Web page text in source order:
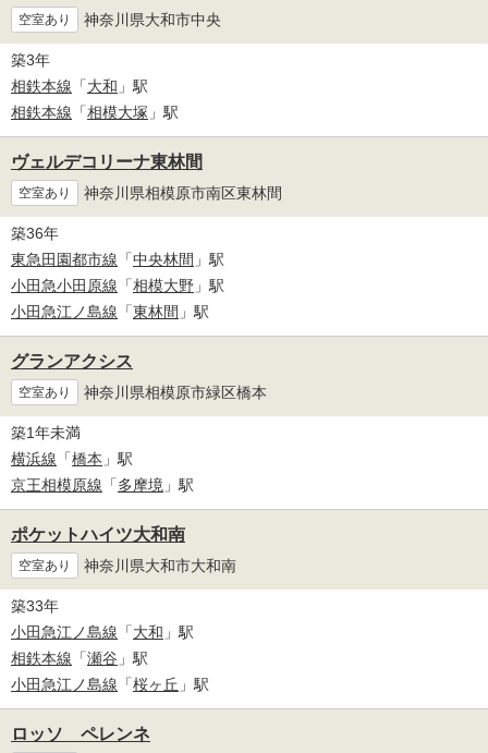
空室あり 神奈川県大和市中央
築3年
相鉄本線 「大和 」駅
相鉄本線 「相模大塚 」駅
ヴェルデコリーナ東林間
空室あり 神奈川県相模原市南区東林間
築36年
東急田園都市線 「中央林間 」駅
小田急小田原線 「相模大野 」駅
小田急江ノ島線 「東林間 」駅
グランアクシス
空室あり 神奈川県相模原市緑区橋本
築1年未満
横浜線 「橋本 」駅
京王相模原線 「多摩境 」駅
ポケットハイツ大和南
空室あり 神奈川県大和市大和南
築33年
小田急江ノ島線 「大和 」駅
相鉄本線 「瀬谷 」駅
小田急江ノ島線 「桜ヶ丘 」駅
ロッソ ペレンネ